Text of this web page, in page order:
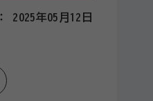
2025年05月12日